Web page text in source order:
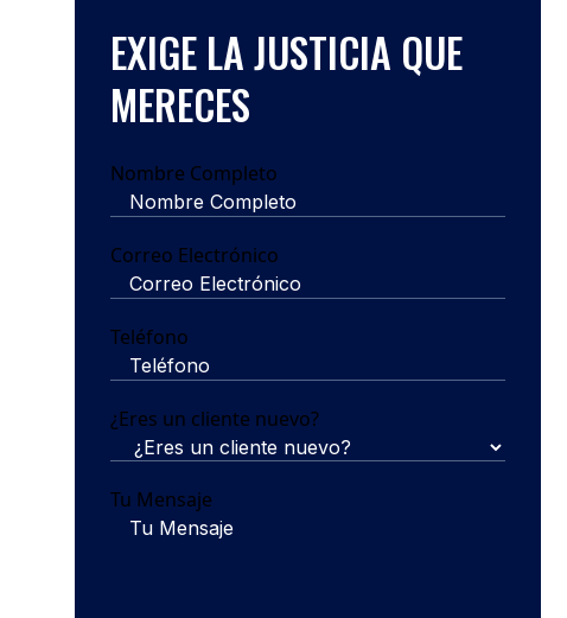
EXIGE LA JUSTICIA QUE
MERECES
Nombre Completo
Correo Electrónico
Teléfono
¿Eres un cliente nuevo?
Tu Mensaje